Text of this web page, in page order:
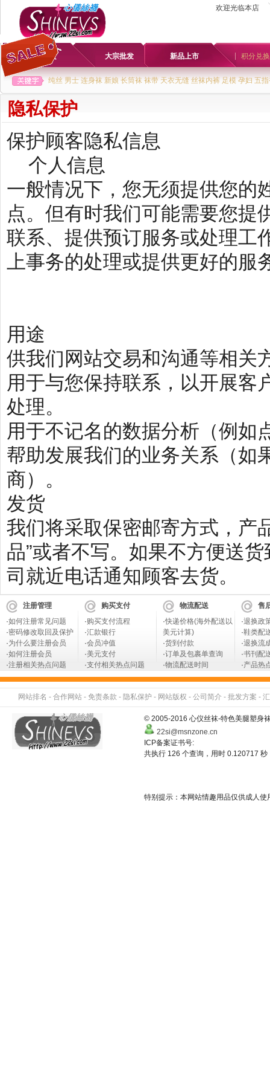
欢迎光临本店
首页 大宗批发 新品上市 积分兑换
纯丝 男士 连身袜 新娘 长筒袜 袜带 天衣无缝 丝袜内裤 足模 孕妇 五
隐私保护
保护顾客隐私信息
个人信息
一般情况下，您无须提供您的
点。但有时我们可能需要您提
联系、提供预订服务或处理工
上事务的处理或提供更好的服
用途
供我们网站交易和沟通等相关
用于与您保持联系，以开展客
处理。
用于不记名的数据分析（例如
帮助发展我们的业务关系（如
商）。
发货
我们将采取保密邮寄方式，产
品”或者不写。如果不方便送
司就近电话通知顾客去货。
注册管理
·如何注册常见问题
·密码修改取回及保护
·为什么要注册会员
·如何注册会员
·注册相关热点问题
购买支付
·购买支付流程
·汇款银行
·会员冲值
·美元支付
·支付相关热点问题
物流配送
·快递价格(海外配送以
美元计算)
·货到付款
·订单及包裹单查询
·物流配送时间
售
·退换政
·鞋类配
·退换流
·书刊配
·产品热
网站排名 - 合作网站 - 免责条款 - 隐私保护 - 网站版权 - 公司简介 - 批发方案 -
© 2005-2016 心仪丝袜-特色美腿塑身
22si@msnzone.cn
ICP备案证书号:
共执行 126 个查询，用时 0.120717
特别提示：本网站情趣用品仅供成人